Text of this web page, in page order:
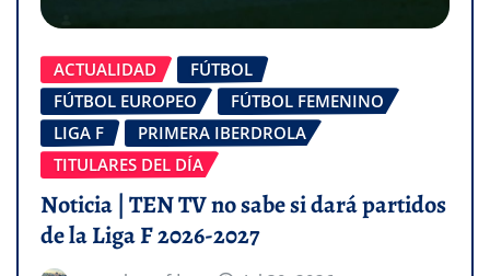
ACTUALIDAD
FÚTBOL
FÚTBOL EUROPEO
FÚTBOL FEMENINO
LIGA F
PRIMERA IBERDROLA
TITULARES DEL DÍA
Noticia | TEN TV no sabe si dará partidos
de la Liga F 2026-2027